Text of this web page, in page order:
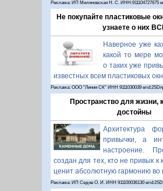
Реклама: ИП Миляновская Н. С. ИНН:911104727675
Не покупайте пластиковые
узнаете о них
Наверное уже
какой то мере
о таких уже
известных всем пластиковых
Реклама: ООО "Линия СК" ИНН 9111030039
Пространство для жизни,
достойны
Архитектура
привычки, а
настроение.
создан для тех, кто не привык к
ценит абсолютную гармонию во
Реклама: ИП Седов О. И. ИНН 911100036130